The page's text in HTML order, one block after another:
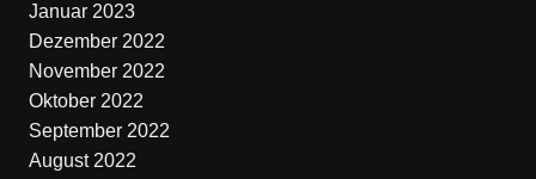
Januar 2023
Dezember 2022
November 2022
Oktober 2022
September 2022
August 2022